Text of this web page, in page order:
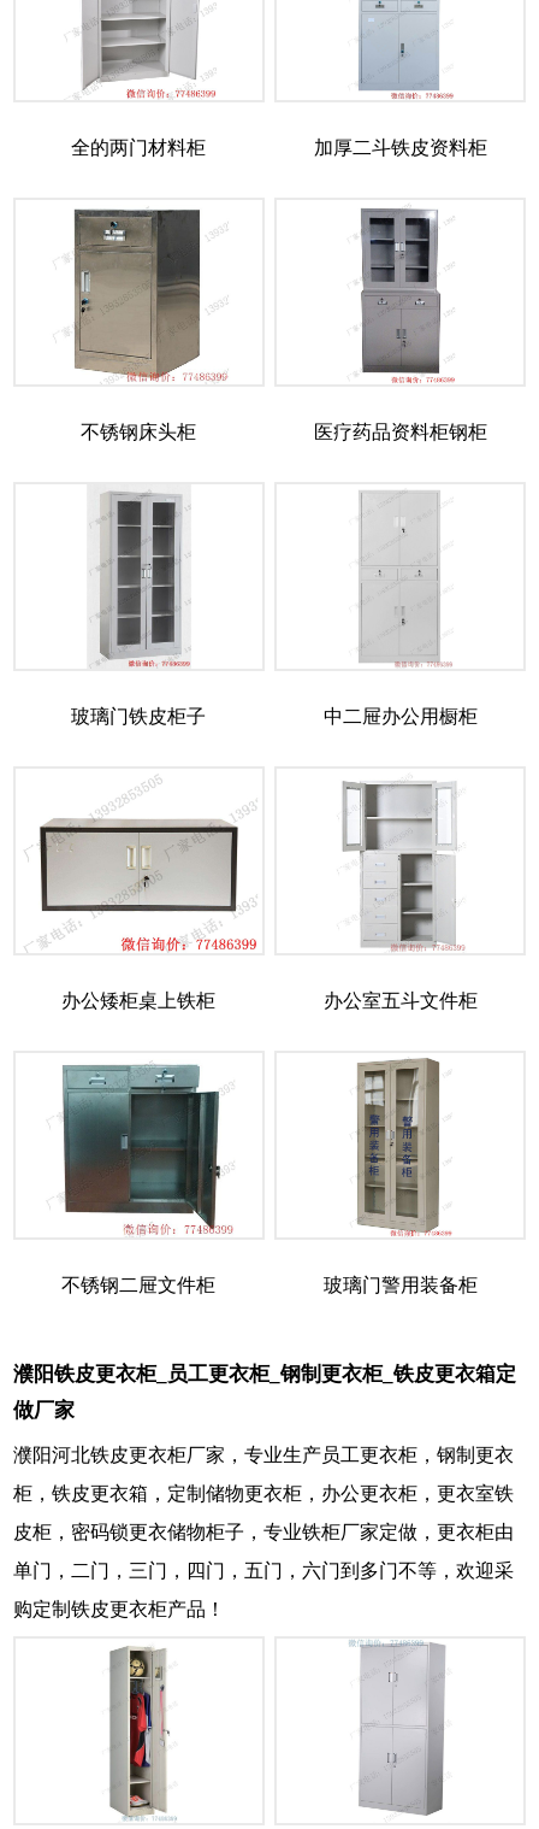
全的两门材料柜 加厚二斗铁皮资料柜
不锈钢床头柜 医疗药品资料柜钢柜
玻璃门铁皮柜子 中二屉办公用橱柜
办公矮柜桌上铁柜 办公室五斗文件柜
不锈钢二屉文件柜 玻璃门警用装备柜
濮阳铁皮更衣柜_员工更衣柜_钢制更衣柜_铁皮更衣箱定
做厂家
濮阳河北铁皮更衣柜厂家，专业生产员工更衣柜，钢制更衣
柜，铁皮更衣箱，定制储物更衣柜，办公更衣柜，更衣室铁
皮柜，密码锁更衣储物柜子，专业铁柜厂家定做，更衣柜由
单门，二门，三门，四门，五门，六门到多门不等，欢迎采
购定制铁皮更衣柜产品！